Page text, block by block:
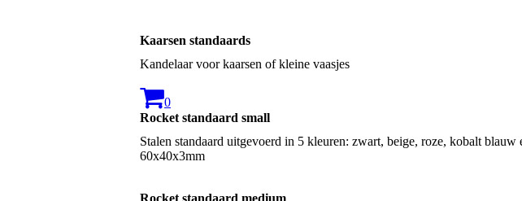
Kaarsen standaards
Kandelaar voor kaarsen of kleine vaasjes
0
Rocket standaard small
Stalen standaard uitgevoerd in 5 kleuren: zwart, beige, roze, kobalt blauw
60x40x3mm